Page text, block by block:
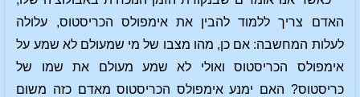
האדם צריך ללמוד להבין את אימפולס הכריסטוס, עלולה
לעלות המחשבה: אם כן, מהו מצבו של מי שמעולם לא שמע על
אימפולס הכריסטוס ואולי לא שמע מעולם את שמו של
כריסטוס? האם ימנע אימפולס הכריסטוס מאדם כזה משום